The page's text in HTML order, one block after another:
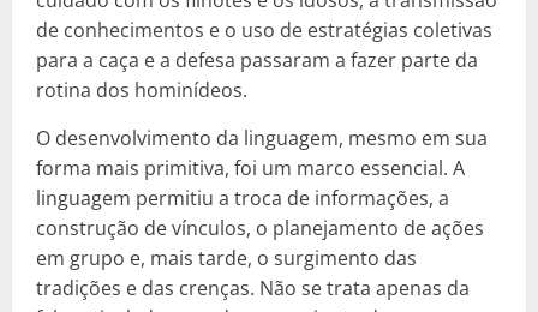
de conhecimentos e o uso de estratégias coletivas
para a caça e a defesa passaram a fazer parte da
rotina dos hominídeos.
O desenvolvimento da linguagem, mesmo em sua
forma mais primitiva, foi um marco essencial. A
linguagem permitiu a troca de informações, a
construção de vínculos, o planejamento de ações
em grupo e, mais tarde, o surgimento das
tradições e das crenças. Não se trata apenas da